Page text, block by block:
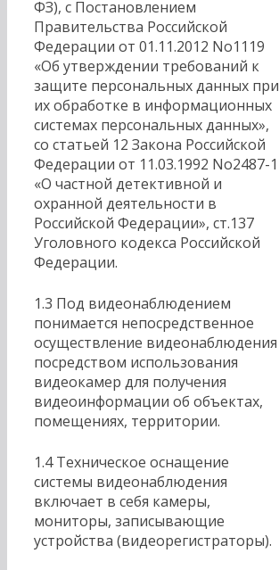
ФЗ), с Постановлением
Правительства Российской
Федерации от 01.11.2012 No1119
«Об утверждении требований к
защите персональных данных при
их обработке в информационных
системах персональных данных»,
со статьей 12 Закона Российской
Федерации от 11.03.1992 No2487-1
«О частной детективной и
охранной деятельности в
Российской Федерации», ст.137
Уголовного кодекса Российской
Федерации.
1.3 Под видеонаблюдением
понимается непосредственное
осуществление видеонаблюдения
посредством использования
видеокамер для получения
видеоинформации об объектах,
помещениях, территории.
1.4 Техническое оснащение
системы видеонаблюдения
включает в себя камеры,
мониторы, записывающие
устройства (видеорегистраторы).